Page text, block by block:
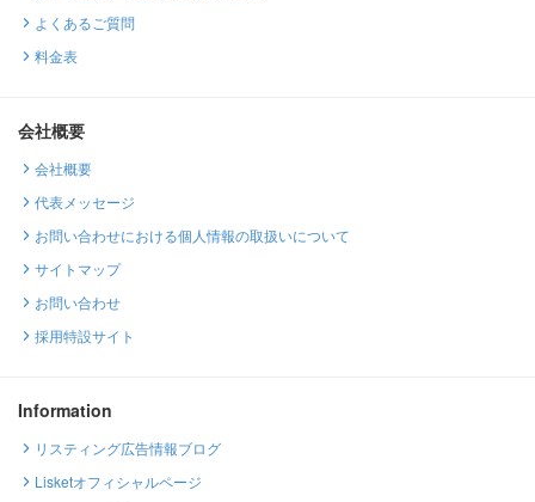
よくあるご質問
料金表
会社概要
会社概要
代表メッセージ
お問い合わせにおける個人情報の取扱いについて
サイトマップ
お問い合わせ
採用特設サイト
Information
リスティング広告情報ブログ
Lisketオフィシャルページ